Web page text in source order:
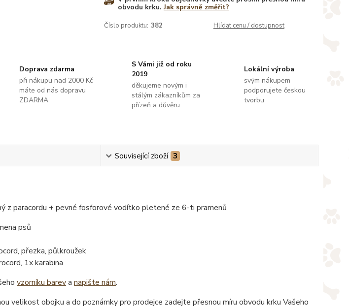
obvodu krku.Jak správně změřit?
Číslo produktu: 382 Hlídat cenu / dostupnost
Doprava zdarma
při nákupu nad 2000 Kč
máte od nás dopravu
ZDARMA
S Vámi již od roku
2019
děkujeme novým i
stálým zákazníkům za
přízeň a důvěru
Lokální výroba
svým nákupem
podporujete českou
tvorbu
Související zboží 3
z paracordu + pevné fosforové vodítko pletené ze 6-ti pramenů
psů
přezka, půlkroužek
1x karabina
vzorníku bareva napište nám.
velikost obojku a do poznámky pro prodejce zadejte přesnou míru obvodu krku Vašeho